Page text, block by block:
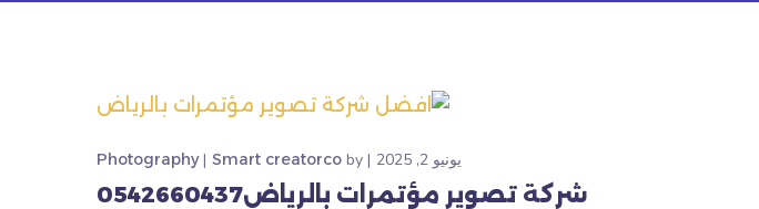
يونيو 2, 2025 by
Smart creatorco
Photography
شركة تصوير مؤتمرات بالرياض0542660437